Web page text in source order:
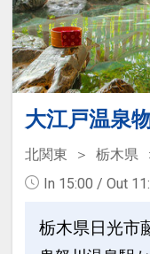
大江戸温泉
北関東 栃木県
In 15:00 / Out
栃木県日光市